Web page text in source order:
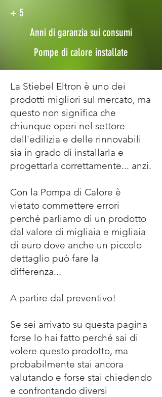
+ 5
Anni di garanzia sui consumi
Pompe di calore installate
La Stiebel Eltron è uno dei
prodotti migliori sul mercato, ma
questo non significa che
chiunque operi nel settore
dell'edilizia e delle rinnovabili
sia in grado di installarla e
progettarla correttamente... anzi.
Con la Pompa di Calore è
vietato commettere errori
perché parliamo di un prodotto
dal valore di migliaia e migliaia
di euro dove anche un piccolo
dettaglio può fare la
differenza...
A partire dal preventivo!
Se sei arrivato su questa pagina
forse lo hai fatto perché sai di
volere questo prodotto, ma
probabilmente stai ancora
valutando e forse stai chiedendo
e confrontando diversi